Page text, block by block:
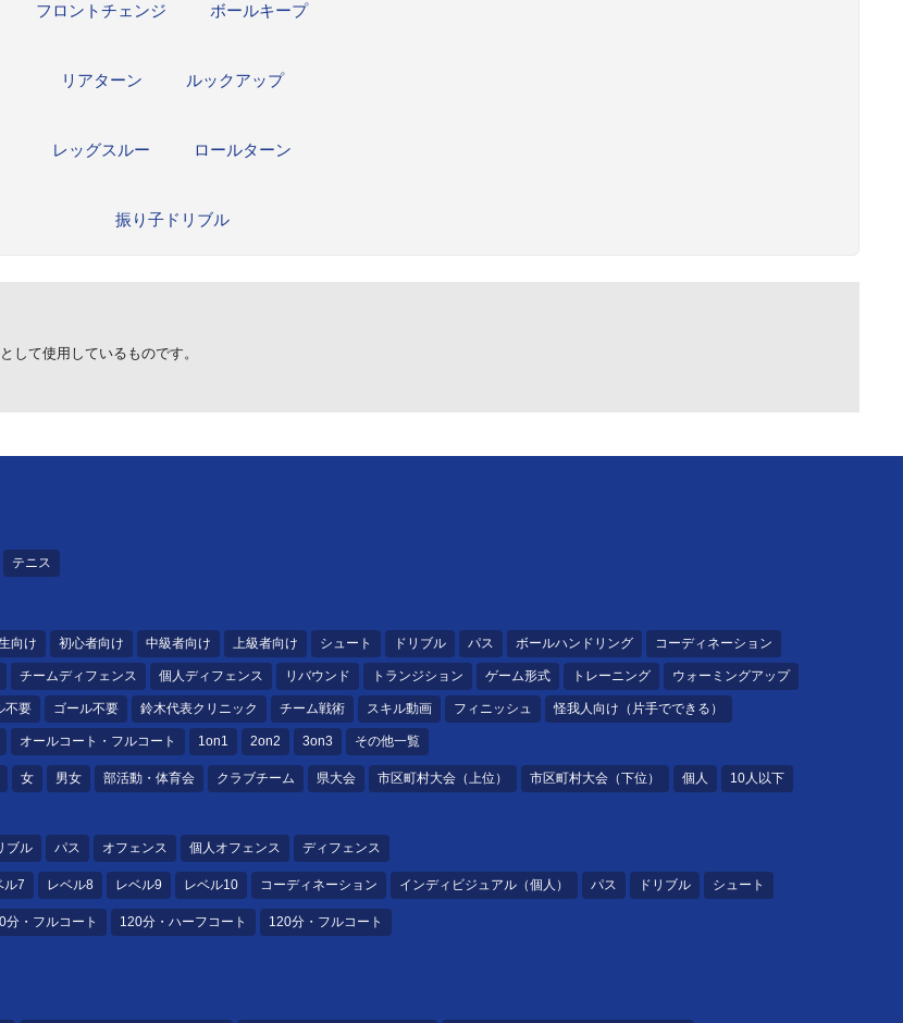
フロントチェンジ ボールキープ
リアターン ルックアップ
レッグスルー ロールターン
振り子ドリブル
して使用しているものです。
テニス
向け 初心者向け 中級者向け 上級者向け シュート ドリブル パス ボールハンドリング コーディネーション
チームディフェンス 個人ディフェンス リバウンド トランジション ゲーム形式 トレーニング ウォーミングアップ
不要 ゴール不要 鈴木代表クリニック チーム戦術 スキル動画 フィニッシュ 怪我人向け（片手でできる）
オールコート・フルコート 1on1 2on2 3on3 その他一覧
女 男女 部活動・体育会 クラブチーム 県大会 市区町村大会（上位） 市区町村大会（下位） 個人 10人以下
ブル パス オフェンス 個人オフェンス ディフェンス
ル7 レベル8 レベル9 レベル10 コーディネーション インディビジュアル（個人） パス ドリブル シュート
分・フルコート 120分・ハーフコート 120分・フルコート